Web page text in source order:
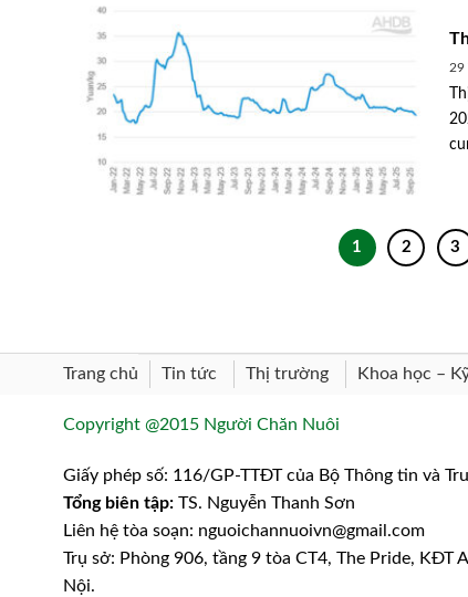
29
1 2 3
Trang chủ Tin tức Thị trường Khoa học –
Copyright @2015 Người Chăn Nuôi
Giấy phép số: 116/GP-TTĐT của Bộ Thông tin và
Tổng biên tập: TS. Nguyễn Thanh Sơn
Liên hệ tòa soạn: nguoichannuoivn@gmail.com
Trụ sở: Phòng 906, tầng 9 tòa CT4, The Pride, KĐT
Nội.